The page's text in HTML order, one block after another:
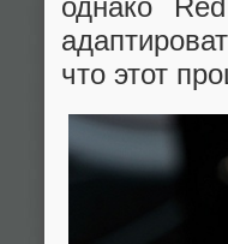
что этот